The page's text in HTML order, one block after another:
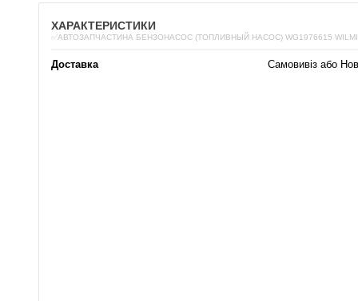
ХАРАКТЕРИСТИКИ
✅АВТОЗАПЧАСТИНА БЕНЗОНАСОС (ТОПЛИВНЫЙ НАСОС) WG1976615
Доставка Самовивіз або